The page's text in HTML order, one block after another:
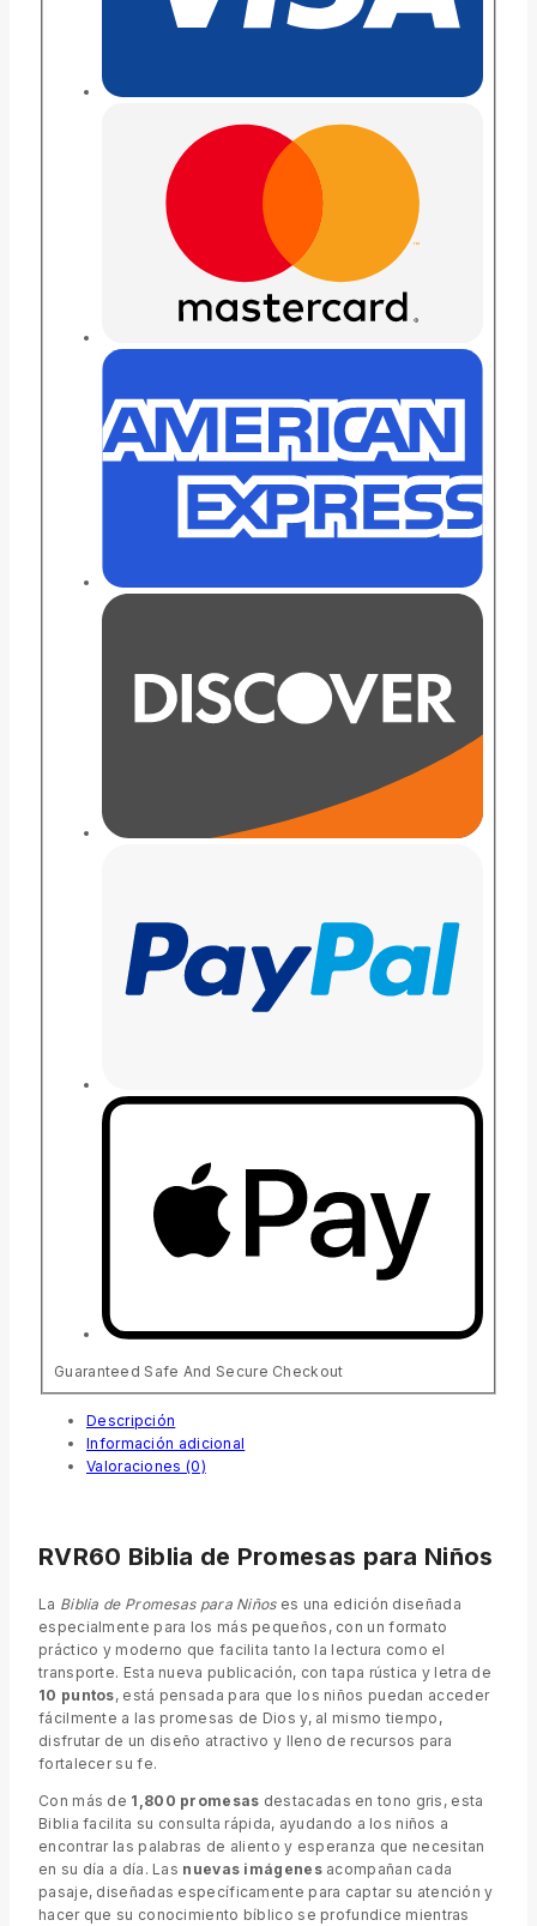
Guaranteed Safe And Secure Checkout
Descripción
Información adicional
Valoraciones (0)
RVR60 Biblia de Promesas para Niños
La Biblia de Promesas para Niñoses una edición diseñada
especialmente para los más pequeños, con un formato
práctico y moderno que facilita tanto la lectura como el
transporte. Esta nueva publicación, con tapa rústica y letra de
10 puntos, está pensada para que los niños puedan acceder
fácilmente a las promesas de Dios y, al mismo tiempo,
disfrutar de un diseño atractivo y lleno de recursos para
fortalecer su fe.
Con más de 1,800 promesas destacadas en tono gris, esta
Biblia facilita su consulta rápida, ayudando a los niños a
encontrar las palabras de aliento y esperanza que necesitan
en su día a día. Las nuevas imágenesacompañan cada
pasaje, diseñadas específicamente para captar su atención y
hacer que su conocimiento bíblico se profundice mientras